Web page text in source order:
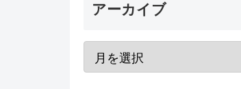
アーカイブ